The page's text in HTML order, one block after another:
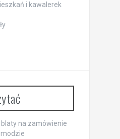
i kawalerek
blaty na zamówienie